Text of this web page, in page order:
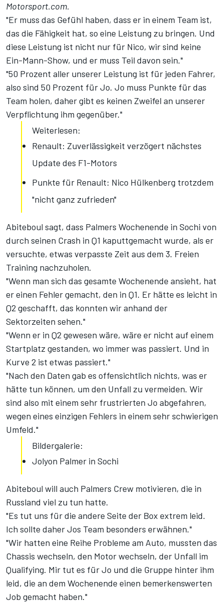
Motorsport.com.
"Er muss das Gefühl haben, dass er in einem Team ist,
das die Fähigkeit hat, so eine Leistung zu bringen. Und
diese Leistung ist nicht nur für Nico, wir sind keine
Ein-Mann-Show, und er muss Teil davon sein."
"50 Prozent aller unserer Leistung ist für jeden Fahrer,
also sind 50 Prozent für Jo. Jo muss Punkte für das
Team holen, daher gibt es keinen Zweifel an unserer
Verpflichtung ihm gegenüber."
Weiterlesen:
Renault: Zuverlässigkeit verzögert nächstes
Update des F1-Motors
Punkte für Renault: Nico Hülkenberg trotzdem
"nicht ganz zufrieden"
Abiteboul sagt, dass Palmers Wochenende in Sochi von
durch seinen Crash in Q1 kaputtgemacht wurde, als er
versuchte, etwas verpasste Zeit aus dem 3. Freien
Training nachzuholen.
"Wenn man sich das gesamte Wochenende ansieht, hat
er einen Fehler gemacht, den in Q1. Er hätte es leicht in
Q2 geschafft, das konnten wir anhand der
Sektorzeiten sehen."
"Wenn er in Q2 gewesen wäre, wäre er nicht auf einem
Startplatz gestanden, wo immer was passiert. Und in
Kurve 2 ist etwas passiert."
"Nach den Daten gab es offensichtlich nichts, was er
hätte tun können, um den Unfall zu vermeiden. Wir
sind also mit einem sehr frustrierten Jo abgefahren,
wegen eines einzigen Fehlers in einem sehr schwierigen
Umfeld."
Bildergalerie:
Jolyon Palmer in Sochi
Abiteboul will auch Palmers Crew motivieren, die in
Russland viel zu tun hatte.
"Es tut uns für die andere Seite der Box extrem leid.
Ich sollte daher Jos Team besonders erwähnen."
"Wir hatten eine Reihe Probleme am Auto, mussten das
Chassis wechseln, den Motor wechseln, der Unfall im
Qualifying. Mir tut es für Jo und die Gruppe hinter ihm
leid, die an dem Wochenende einen bemerkenswerten
Job gemacht haben."